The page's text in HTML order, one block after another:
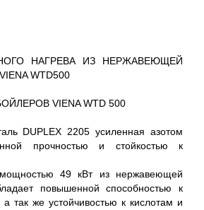
НАГРЕВА ИЗ НЕРЖАВЕЮЩЕЙ
WTD500
VIENA WTD 500
DUPLEX 2205 усиленная азотом
прочностью и стойкостью к
49 кВт из нержавеющей
повышенной способностью к
так же устойчивостью к кислотам и